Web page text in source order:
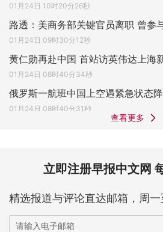
01月24日 10时20分26秒
路透：美商务部关键官员离职 曾参
01月24日 09时30分12秒
黄仁勋再赴中国 首站访英伟达上海
01月24日 08时40分34秒
俄罗斯一航班中国上空遇紧急状态
01月24日 08时40分31秒
查看更多
立即注册早报中文网
精选报道与评论直达邮箱，周一